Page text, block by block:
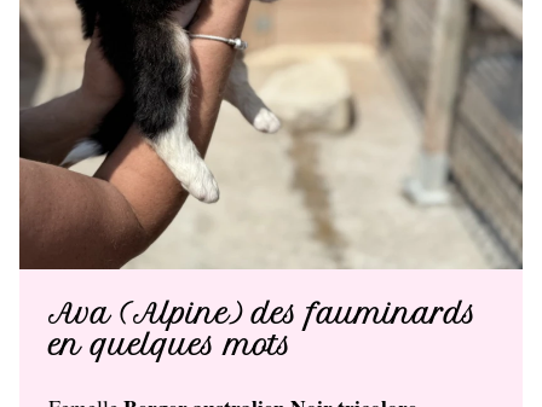
Ava (Alpine) des fauminards
en quelques mots